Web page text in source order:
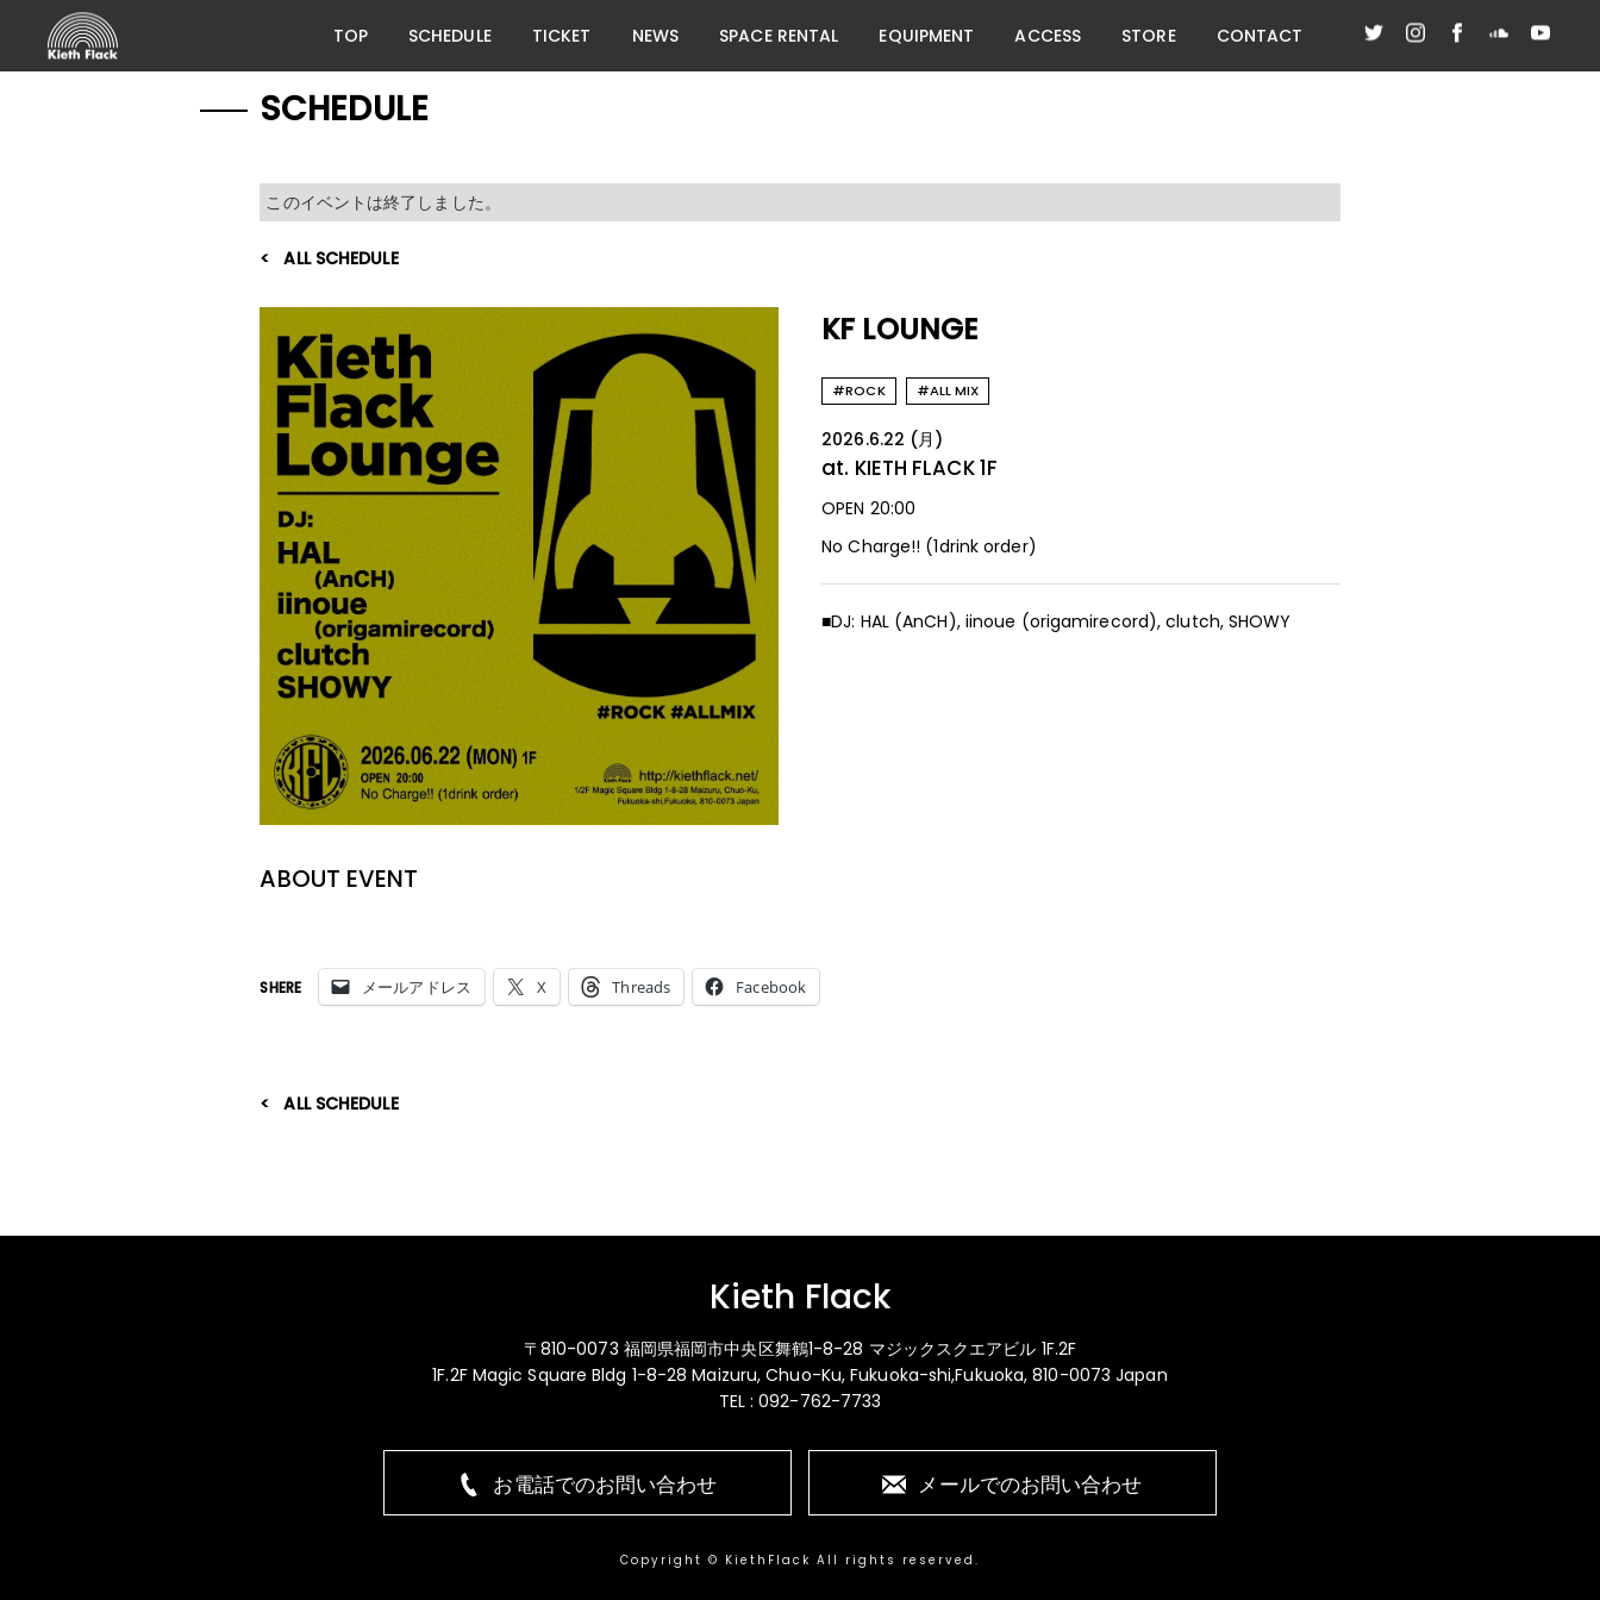
TOP SCHEDULE TICKET NEWS SPACE RENTAL EQUIPMENT ACCESS STORE CONTACT
SCHEDULE
このイベントは終了しました。
ALL SCHEDULE
KF LOUNGE
#ROCK #ALL MIX
2026.6.22 (月)
at. KIETH FLACK1F
OPEN 20:00
No Charge!! (1drink order)
■DJ: HAL (AnCH), iinoue (origamirecord), clutch, SHOWY
ABOUT EVENT
SHERE メールアドレス X Threads Facebook
ALL SCHEDULE
Kieth Flack
〒810-0073 福岡県福岡市中央区舞鶴1-8-28 マジックスクエアビル 1F.2F
1F.2F Magic Square Bldg 1-8-28 Maizuru, Chuo-Ku, Fukuoka-shi,Fukuoka, 810-0073 Japan
TEL : 092-762-7733
お電話でのお問い合わせ メールでのお問い合わせ
Copyright © KiethFlack All rights reserved.